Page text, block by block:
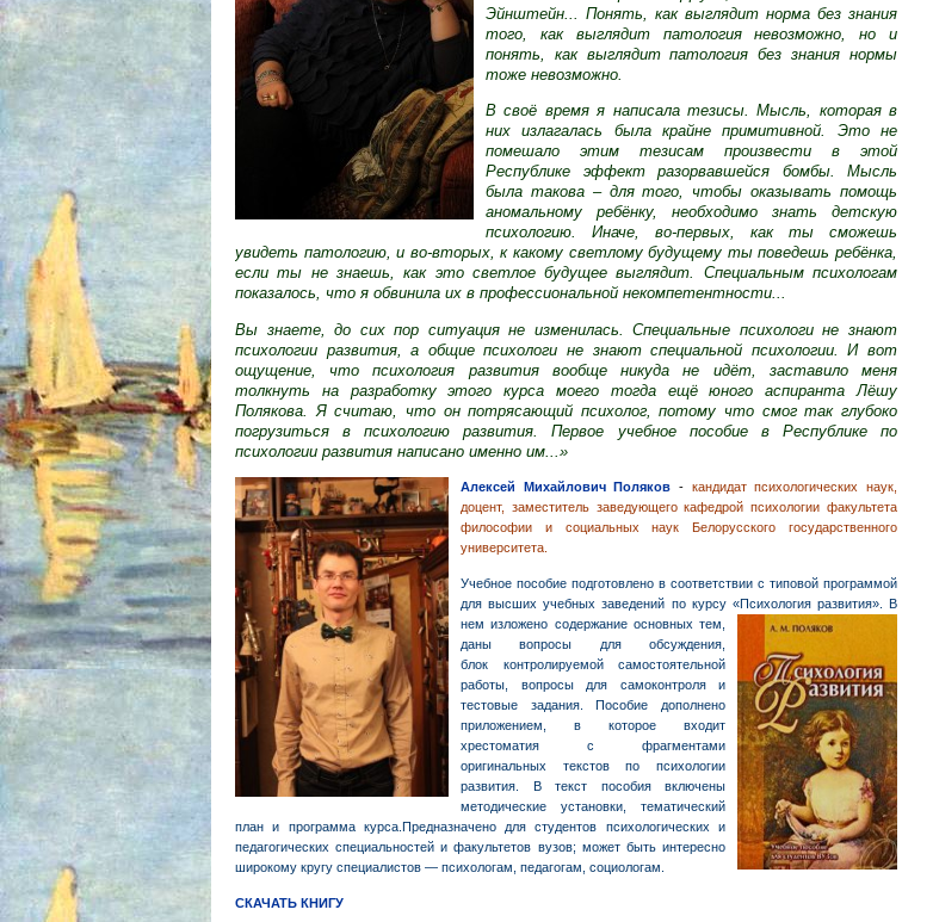
Эйнштейн... Понять, как выглядит норма без знания
того, как выглядит патология невозможно, но и
понять, как выглядит патология без знания нормы
тоже невозможно.
В своё время я написала тезисы. Мысль, которая в
них излагалась была крайне примитивной. Это не
помешало этим тезисам произвести в этой
Республике эффект разорвавшейся бомбы. Мысль
была такова – для того, чтобы оказывать помощь
аномальному ребёнку, необходимо знать детскую
психологию. Иначе, во-первых, как ты сможешь
увидеть патологию, и во-вторых, к какому светлому будущему ты поведешь ребёнка,
если ты не знаешь, как это светлое будущее выглядит. Специальным психологам
показалось, что я обвинила их в профессиональной некомпетентности...
Вы знаете, до сих пор ситуация не изменилась. Специальные психологи не знают
психологии развития, а общие психологи не знают специальной психологии. И вот
ощущение, что психология развития вообще никуда не идёт, заставило меня
толкнуть на разработку этого курса моего тогда ещё юного аспиранта Лёшу
Полякова. Я считаю, что он потрясающий психолог, потому что смог так глубоко
погрузиться в психологию развития. Первое учебное пособие в Республике по
психологии развития написано именно им...»
Алексей Михайлович Поляков - кандидат психологических наук,
доцент, заместитель заведующего кафедрой психологии факультета
философии и социальных наук Белорусского государственного
университета.
Учебное пособие подготовлено в соответствии с типовой программой
для высшихучебных заведений по курсу «Психология развития». В
нем изложено содержание основных тем,
даны вопросы для обсуждения,
блок контролируемой самостоятельной
работы, вопросы для самоконтроля и
тестовые задания. Пособие дополнено
приложением, в которое входит
хрестоматия с фрагментами
оригинальных текстов по психологии
развития. В текст пособия включены
методические установки, тематический
план и программа курса.Предназначено для студентов психологических и
педагогических специальностей и факультетов вузов; может быть интересно
широкому кругу специалистов — психологам, педагогам, социологам.
СКАЧАТЬ КНИГУ